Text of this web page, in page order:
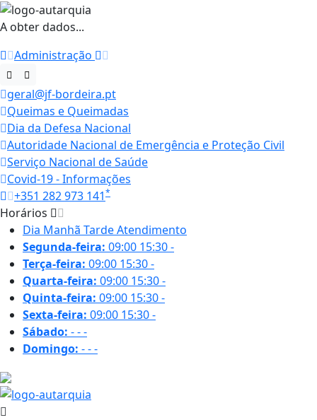
A obter dados...
Administração
geral@jf-bordeira.pt
Queimas e Queimadas
Dia da Defesa Nacional
Autoridade Nacional de Emergência e Proteção Civil
Serviço Nacional de Saúde
Covid-19 - Informações
+351 282 973 141*
Horários
Dia Manhã TardeAtendimento
Segunda-feira: 09:00 15:30-
Terça-feira: 09:00 15:30-
Quarta-feira: 09:00 15:30-
Quinta-feira: 09:00 15:30-
Sexta-feira: 09:00 15:30-
Sábado: ---
Domingo: ---